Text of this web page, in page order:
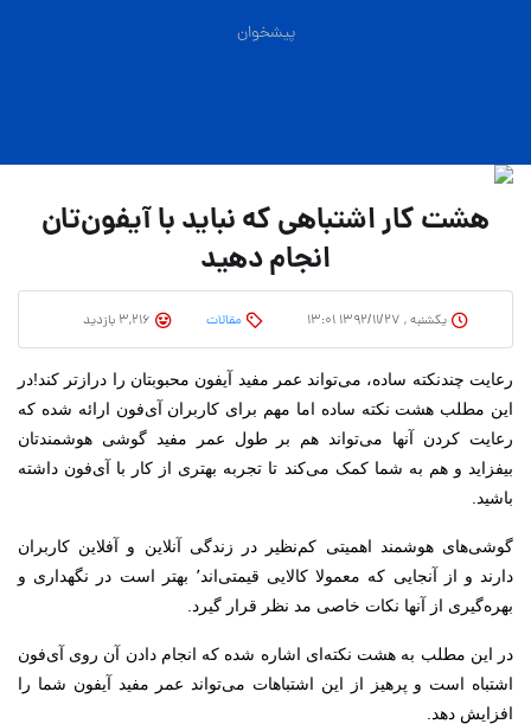
پیشخوان
هشت کار اشتباهی که نباید با آیفون‌تان
انجام دهید
یکشنبه , ۱۳۹۲/۱۱/۲۷ ۱۳:۰۱ مقالات
رعایت چندنکته ساده، می‌تواند عمر مفید آیفون محبوبتان را درازتر کند!در
این مطلب هشت نکته ساده اما مهم برای کاربران آی‌فون ارائه شده که
رعایت کردن آنها می‌تواند هم بر طول عمر مفید گوشی هوشمندتان
بیفزاید و هم به شما کمک می‌کند تا تجربه بهتری از کار با آی‌فون داشته
باشید.
گوشی‌های هوشمند اهمیتی کم‌نظیر در زندگی آنلاین و آفلاین کاربران
دارند و از آنجایی که معمولا کالایی قیمتی‌اند٬ بهتر است در نگهداری و
بهره‌گیری از آنها نکات خاصی مد نظر قرار گیرد.
در این مطلب به هشت نکته‌ای اشاره شده که انجام دادن آن روی آی‌فون
اشتباه است و پرهیز از این اشتباهات می‌تواند عمر مفید آیفون شما را
افزایش دهد.